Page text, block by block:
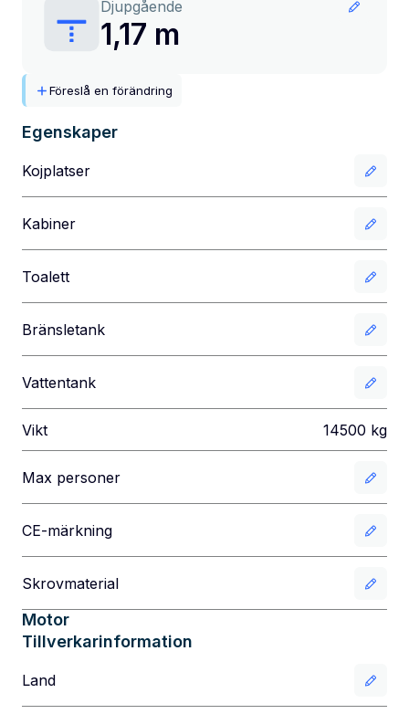
Djupgående
1,17 m
Föreslå en förändring
Egenskaper
Kojplatser
Kabiner
Toalett
Bränsletank
Vattentank
Vikt 14500 kg
Max personer
CE-märkning
Skrovmaterial
Motor
Tillverkarinformation
Land